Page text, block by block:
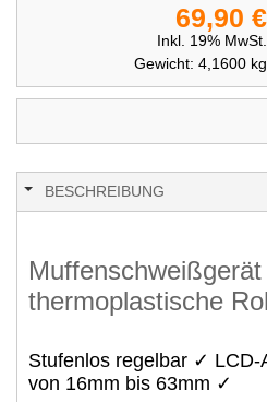
69,90 €
Inkl. 19% MwSt.
Gewicht: 4,1600kg
BESCHREIBUNG
thermoplastische
Stufenlos regelbar ✓
von 16mm bis 63mm ✓